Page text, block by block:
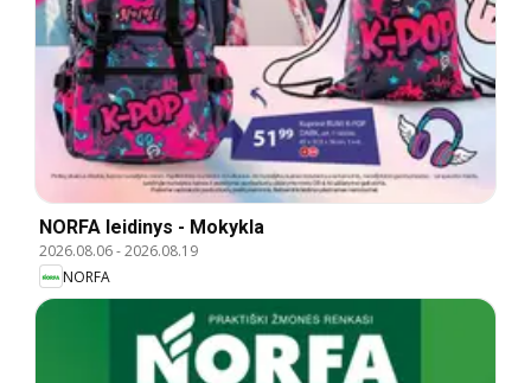
NORFA leidinys - Mokykla
2026.08.06-2026.08.19
NORFA